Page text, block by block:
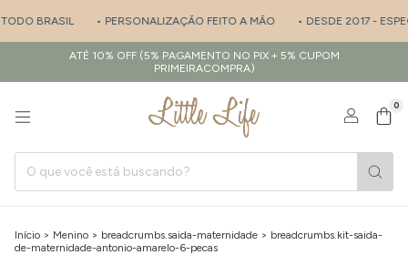
FEITO A MÃO • DESDE 2017 - ESPECIALISTA EM SAÍDA
ATÉ 10% OFF (5% PAGAMENTO NO PIX + 5% CUPOM
PRIMEIRACOMPRA)
0
Início > Menino > breadcrumbs.saida-maternidade > breadcrumbs.kit-saida-
de-maternidade-antonio-amarelo-6-pecas